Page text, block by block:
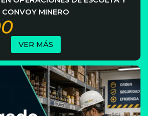
CONVOY MINERO
VER MÁS